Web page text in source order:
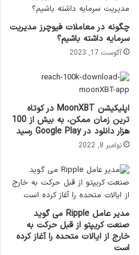
چگونه در معاملات فیوچرز مدیریت
سرمایه داشته باشیم؟
آگوست 17, 2023
اپلیکیشن MoonXBT در کوتاه
ترین زمان ممکن، به بیش از 100
هزار دانلود در Google Play رسید
نوامبر 8, 2022
مدیر عامل Ripple می گوید
صنعت کریپتو از قبل حرکت به
خارج از ایالات متحده را آغاز کرده
است